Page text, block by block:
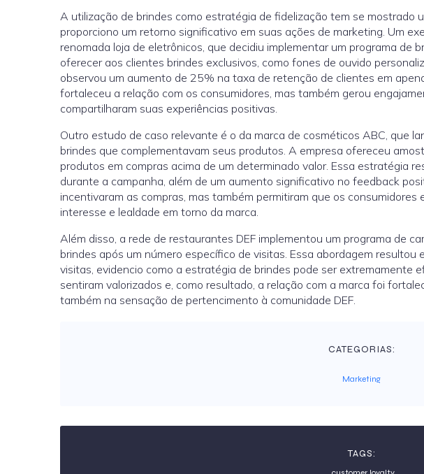
A utilização de brindes como estratégia de fidelização tem se mostrado
proporciono um retorno significativo em suas ações de marketing. Um
renomada loja de eletrônicos, que decidiu implementar um programa de
oferecer aos clientes brindes exclusivos, como fones de ouvido
observou um aumento de 25% na taxa de retenção de clientes em
fortaleceu a relação com os consumidores, mas também gerou
compartilharam suas experiências positivas.
Outro estudo de caso relevante é o da marca de cosméticos ABC, que
brindes que complementavam seus produtos. A empresa ofereceu
produtos em compras acima de um determinado valor. Essa estratégia
durante a campanha, além de um aumento significativo no feedback
incentivaram as compras, mas também permitiram que os
interesse e lealdade em torno da marca.
Além disso, a rede de restaurantes DEF implementou um programa de
brindes após um número específico de visitas. Essa abordagem
visitas, evidencio como a estratégia de brindes pode ser extremamente
sentiram valorizados e, como resultado, a relação com a marca foi
também na sensação de pertencimento à comunidade DEF.
CATEGORIAS:
Marketing
TAGS: